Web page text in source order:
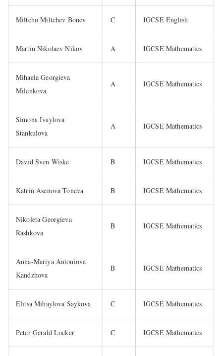
Miltcho Miltchev Bonev C IGCSE English
Martin Nikolaev Nikov A IGCSE Mathematics
Mihaela Georgieva
Milenkova
A IGCSE Mathematics
Simona Ivaylova
Stankulova
A IGCSE Mathematics
David Sven Wiske B IGCSE Mathematics
Katrin Asenova Toneva B IGCSE Mathematics
Nikoleta Georgieva
Rashkova
B IGCSE Mathematics
Anna-Mariya Antoniova
Kandzhova
B IGCSE Mathematics
Elitsa Mihaylova Saykova C IGCSE Mathematics
Peter Gerald Locker C IGCSE Mathematics